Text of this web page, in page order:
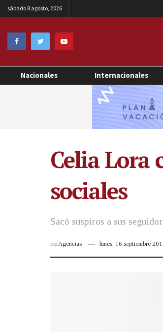
sábado 8 agosto, 2026
Nacionales Internacionales
Celia Lora
sociales
Sacó suspiros a sus
porAgencias lunes, 16 septiembre